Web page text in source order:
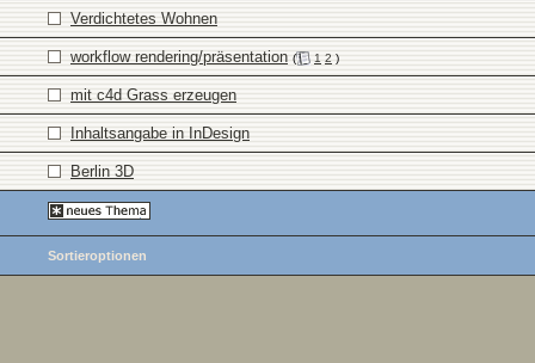
Verdichtetes Wohnen
workflow rendering/präsentation ( 1 2 )
mit c4d Grass erzeugen
Inhaltsangabe in InDesign
Berlin 3D
Sortieroptionen